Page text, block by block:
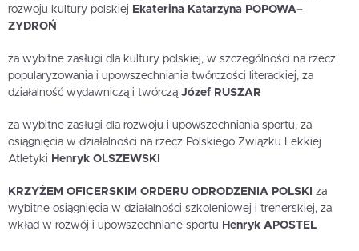
rozwoju kultury polskiej Ekaterina Katarzyna POPOWA–
ZYDROŃ
za wybitne zasługi dla kultury polskiej, w szczególności na rzecz
popularyzowania i upowszechniania twórczości literackiej, za
działalność wydawniczą i twórczą Józef RUSZAR
za wybitne zasługi dla rozwoju i upowszechniania sportu, za
osiągnięcia w działalności na rzecz Polskiego Związku Lekkiej
Atletyki Henryk OLSZEWSKI
KRZYŻEM OFICERSKIM ORDERU ODRODZENIA POLSKI
za
wybitne osiągnięcia w działalności szkoleniowej i trenerskiej, za
wkład w rozwój i upowszechniane sportu Henryk APOSTEL